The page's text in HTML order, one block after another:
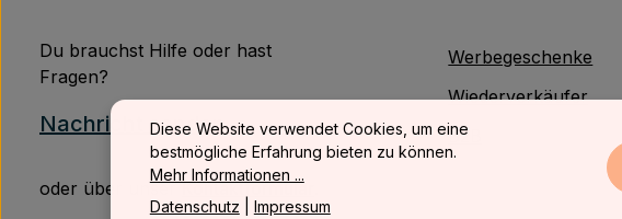
Du brauchst Hilfe oder hast
Fragen?
Nachricht senden
oder über unserKontaktformular
Werbegeschenke
Wiederverkäufer
B2B
Diese Website verwendet Cookies, um eine
bestmögliche Erfahrung bieten zu können.
Mehr Informationen ...
Datenschutz
Impressum